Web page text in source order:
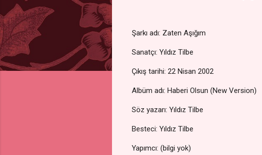
Şarkı adı: Zaten Aşığım
Sanatçı: Yıldız Tilbe
Çıkış tarihi: 22 Nisan 2002
Albüm adı: Haberi Olsun (New Version)
Söz yazarı: Yıldız Tilbe
Besteci: Yıldız Tilbe
Yapımcı: (bilgi yok)